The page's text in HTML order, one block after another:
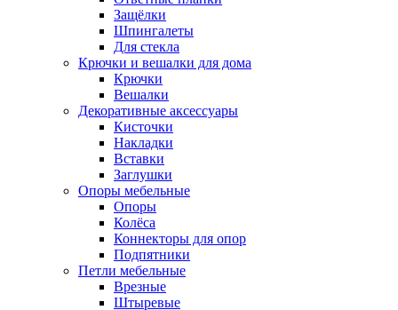
Защёлки
Шпингалеты
Для стекла
Крючки и вешалки для дома
Крючки
Вешалки
Декоративные аксессуары
Кисточки
Накладки
Вставки
Заглушки
Опоры мебельные
Опоры
Колёса
Коннекторы для опор
Подпятники
Петли мебельные
Врезные
Штыревые